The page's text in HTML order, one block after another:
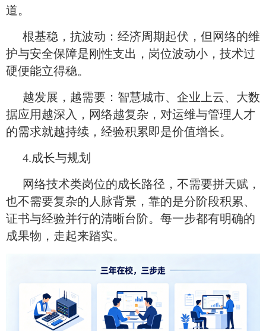
道。
根基稳，抗波动：经济周期起伏，但网络的维
护与安全保障是刚性支出，岗位波动小，技术过
硬便能立得稳。
越发展，越需要：智慧城市、企业上云、大数
据应用越深入，网络越复杂，对运维与管理人才
的需求就越持续，经验积累即是价值增长。
4.成长与规划
网络技术类岗位的成长路径，不需要拼天赋，
也不需要复杂的人脉背景，靠的是分阶段积累、
证书与经验并行的清晰台阶。每一步都有明确的
成果物，走起来踏实。